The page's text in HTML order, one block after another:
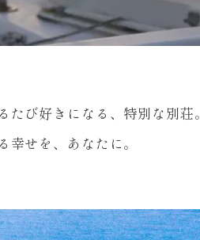
たび好きになる、特別な別荘。
幸せを、あなたに。